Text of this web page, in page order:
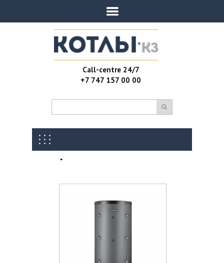
Call-centre 24/7
+7 747 157 00 00
Бойлеры косвенного
нагрева